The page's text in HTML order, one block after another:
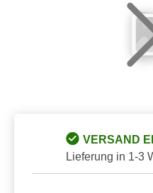
VERSAND
Lieferung in 1-3